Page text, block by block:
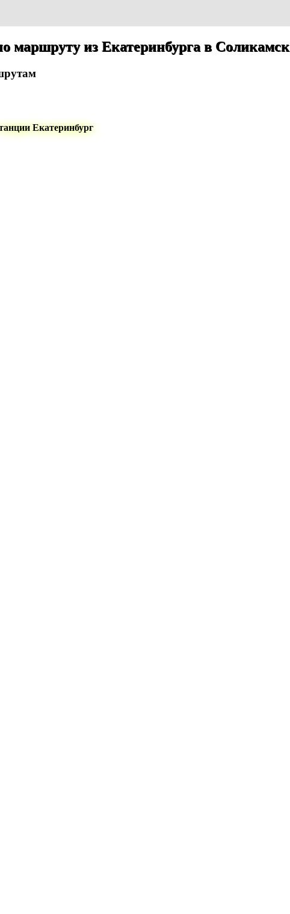
маршруту из Екатеринбурга в Соликамск
Екатеринбург